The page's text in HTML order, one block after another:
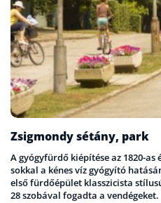
Zsigmondy sétány, park
A gyógyfürdő kiépítése az 1820-as
sokkal a kénes víz gyógyító
első fürdőépület klasszicista
28 szobával fogadta a vendégeket.